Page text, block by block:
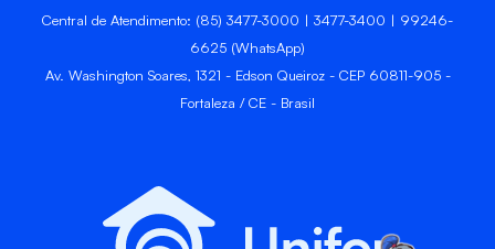
Central de Atendimento: (85) 3477-3000 | 3477-3400 | 99246-
6625 (WhatsApp)
Av. Washington Soares, 1321 - Edson Queiroz - CEP 60811-905 -
Fortaleza / CE - Brasil